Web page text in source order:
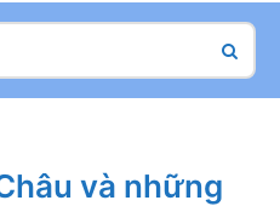
và những